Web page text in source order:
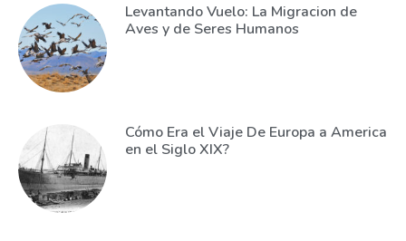
Levantando Vuelo: La Migracion de
Aves y de Seres Humanos
Cómo Era el Viaje De Europa a America
en el Siglo XIX?